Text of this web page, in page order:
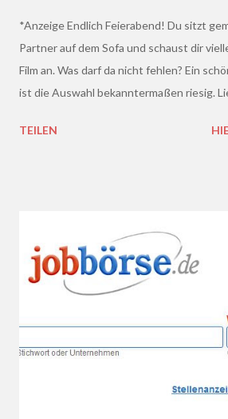
*Anzeige Endlich Feierabend! Du sitzt
Partner auf dem Sofa und schaust dir
Film an. Was darf da nicht fehlen? Ein
ist die Auswahl bekanntermaßen riesig.
lieblich? Du hast die Qual der Wahl :D
TEILEN